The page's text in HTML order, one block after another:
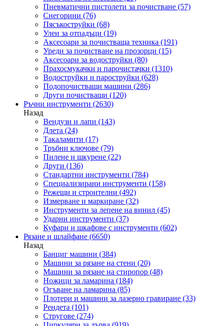
Пневматични пистолети за почистване (57)
Снегорини (76)
Пясъкоструйки (68)
Улеи за отпадъци (19)
Аксесоари за почистваща техника (191)
Уреди за почистване на прозорци (15)
Аксесоари за водоструйки (80)
Прахосмукачки и парочистачки (1310)
Водоструйки и пароструйки (628)
Подопочистващи машини (286)
Други почистващи (120)
Ръчни инструменти (2630)
Назад
Вендузи и лапи (143)
Длета (24)
Такаламити (17)
Тръбни ключове (79)
Пилене и шкурене (22)
Други (136)
Стандартни инструменти (784)
Специализирани инструменти (158)
Режещи и строителни (492)
Измерване и маркиране (32)
Инструменти за лепене на винил (45)
Ударни инструменти (37)
Куфари и шкафове с инструменти (602)
Рязане и шлайфане (6650)
Назад
Банциг машини (384)
Машини за рязане на стени (20)
Машини за рязане на стиропор (48)
Ножици за ламарина (184)
Огъване на ламарина (85)
Плотери и машини за лазерно гравиране (33)
Рендета (101)
Стругове (274)